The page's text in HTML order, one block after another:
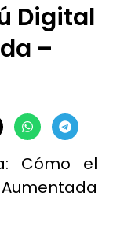
Digital
–
Cómo el